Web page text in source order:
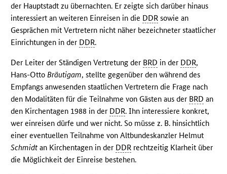
der Hauptstadt zu übernachten. Er zeigte sich darüber hinaus
interessiert an weiteren Einreisen in die DDR sowie an
Gesprächen mit Vertretern nicht näher bezeichneter staatlicher
Einrichtungen in der DDR.
Der Leiter der Ständigen Vertretung der BRD in der DDR,
Hans-OttoBräutigam, stellte gegenüber den während des
Empfangs anwesenden staatlichen Vertretern die Frage nach
den Modalitäten für die Teilnahme von Gästen aus der BRD an
den Kirchentagen 1988 in der DDR. Ihn interessiere konkret,
wer einreisen dürfe und wer nicht. So müsse z. B. hinsichtlich
einer eventuellen Teilnahme von Altbundeskanzler Helmut
Schmidt an Kirchentagen in der DDR rechtzeitig Klarheit über
die Möglichkeit der Einreise bestehen.